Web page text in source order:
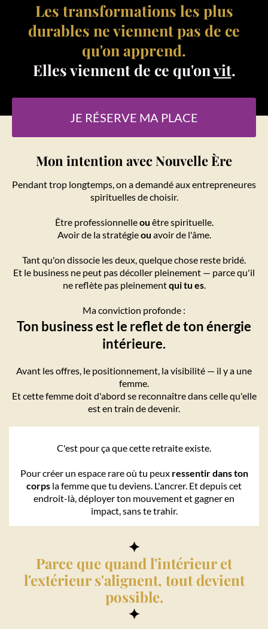
Les transformations les plus
durables ne viennent pas de ce
qu'on apprend.
Elles viennent de ce qu'onvit.
JE RÉSERVE MA PLACE
Mon intention avec Nouvelle Ère
Pendant trop longtemps, on a demandé aux entrepreneures
spirituelles de choisir.
Être professionnelleou être spirituelle.
Avoir de la stratégieou avoir de l'âme.
Tant qu'on dissocie les deux, quelque chose reste bridé.
Et le business ne peut pas décoller pleinement — parce qu'il
ne reflète pas pleinementqui tu es.
Ma conviction profonde :
Ton business est le reflet de ton énergie
intérieure.
Avant les offres, le positionnement, la visibilité — il y a une
femme.
Et cette femme doit d'abord se reconnaître dans celle qu'elle
est en train de devenir.
C'est pour ça que cette retraite existe.
Pour créer un espace rare où tu peux ressentir dans ton
corps la femme que tu deviens. L'ancrer. Et depuis cet
endroit-là, déployer ton mouvement et gagner en
impact, sans te trahir.
✦
Parce que quand l'intérieur et
l'extérieur s'alignent, tout devient
possible.
✦